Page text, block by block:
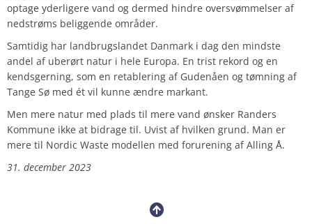
optage yderligere vand og dermed hindre oversvømmelser af
nedstrøms beliggende områder.
Samtidig har landbrugslandet Danmark i dag den mindste
andel af uberørt natur i hele Europa. En trist rekord og en
kendsgerning, som en retablering af Gudenåen og tømning af
Tange Sø med ét vil kunne ændre markant.
Men mere natur med plads til mere vand ønsker Randers
Kommune ikke at bidrage til. Uvist af hvilken grund. Man er
mere til Nordic Waste modellen med forurening af Alling Å.
31. december 2023